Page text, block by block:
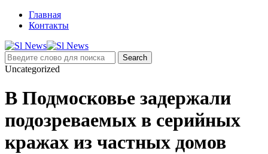
Главная
Контакты
Uncategorized
В Подмосковье задержали
подозреваемых в серийных
кражах из частных домов